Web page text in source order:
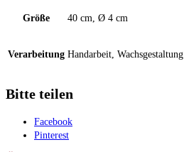
Größe 40 cm, Ø 4 cm
Verarbeitung Handarbeit, Wachsgestaltung
Bitte teilen
Facebook
Pinterest